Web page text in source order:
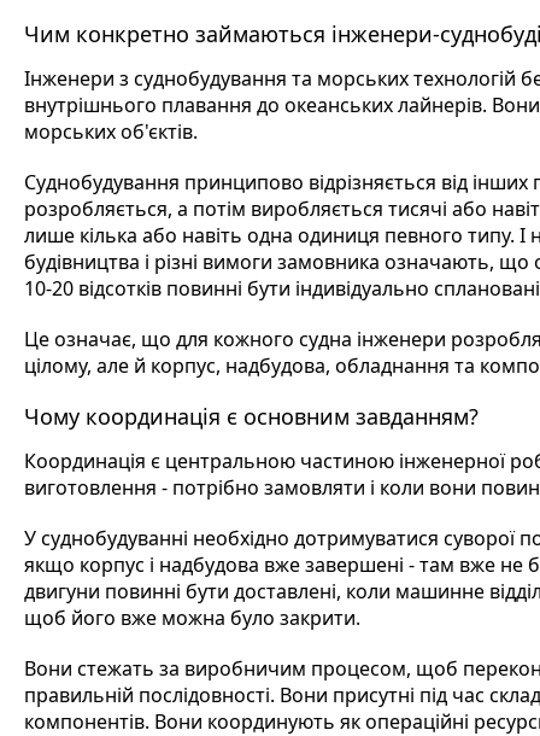
Чим конкретно займаються інженери-
Інженери з суднобудування та морських технологій
внутрішнього плавання до океанських лайнерів.
морських об'єктів.
Суднобудування принципово відрізняється від
розробляється, а потім виробляється тисячі або
лише кілька або навіть одна одиниця певного типу. І
будівництва і різні вимоги замовника означають,
10-20 відсотків повинні бути індивідуально
Це означає, що для кожного судна інженери
цілому, але й корпус, надбудова, обладнання та
Чому координація є основним завданням?
Координація є центральною частиною інженерної
виготовлення - потрібно замовляти і коли вони
У суднобудуванні необхідно дотримуватися суворої
якщо корпус і надбудова вже завершені - там вже не
двигуни повинні бути доставлені, коли машинне
щоб його вже можна було закрити.
Вони стежать за виробничим процесом, щоб
правильній послідовності. Вони присутні під час
компонентів. Вони координують як операційні